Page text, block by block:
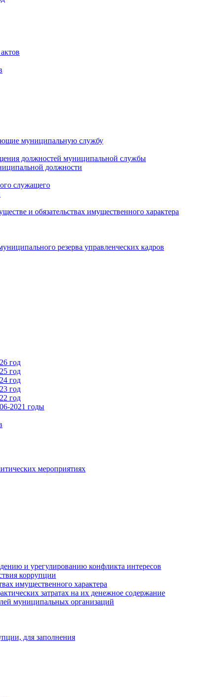
муниципальную службу
должностей муниципальной службы
должности
служащего
и обязательствах имущественного характера
резерва управленческих кадров
год
год
год
год
год
2021 годы
мероприятиях
и урегулированию конфликта интересов
коррупции
имущественного характера
затратах на их денежное содержание
муниципальных организаций
для заполнения